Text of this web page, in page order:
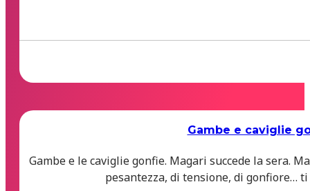
Gambe e caviglie
Gambe e le caviglie gonfie. Magari succede la sera.
pesantezza, di tensione, di gonfiore…